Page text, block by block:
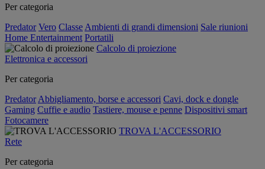
Per categoria
Predator Vero Classe Ambienti di grandi dimensioni Sale riunioni
Home Entertainment Portatili
Calcolo di proiezione
Elettronica e accessori
Per categoria
Predator Abbigliamento, borse e accessori Cavi, dock e dongle
Gaming Cuffie e audio Tastiere, mouse e penne Dispositivi smart
Fotocamere
TROVA L'ACCESSORIO
Rete
Per categoria